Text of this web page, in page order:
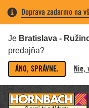
Doprava zadarmo na
Je Bratislava -
predajňa?
ÁNO, SPRÁVNE. Nie,